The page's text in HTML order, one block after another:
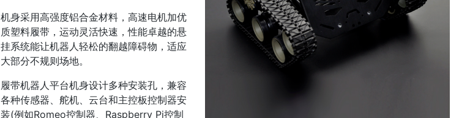
机身采用高强度铝合金材料，高速电机加优
质塑料履带，运动灵活快速，性能卓越的悬
挂系统能让机器人轻松的翻越障碍物，适应
大部分不规则场地。
履带机器人平台机身设计多种安装孔，兼容
各种传感器、舵机、云台和主控板控制器安
装(例如Romeo控制器、Raspberry Pi控制